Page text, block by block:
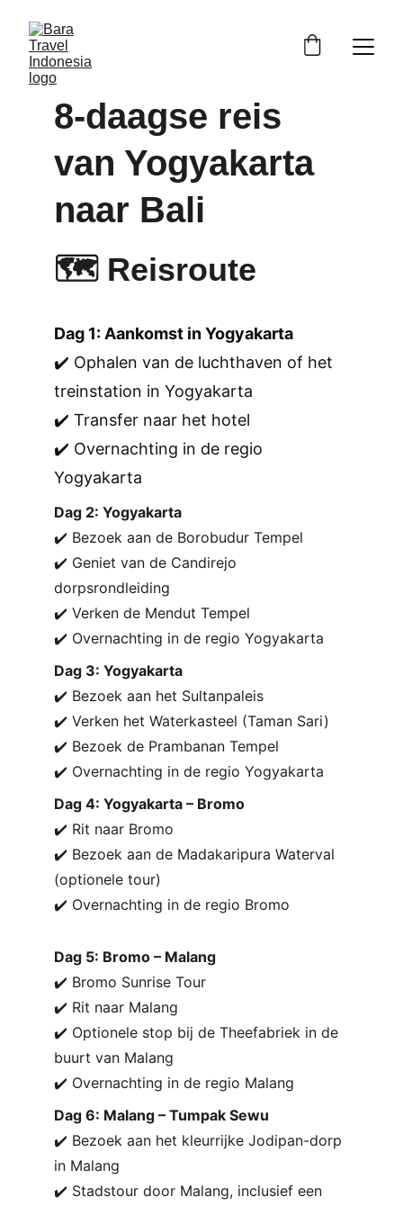
8-daagse reis
van Yogyakarta
naar Bali
🗺️ Reisroute
Dag 1: Aankomst in Yogyakarta
✔️ Ophalen van de luchthaven of het
treinstation in Yogyakarta
✔️ Transfer naar het hotel
✔️ Overnachting in de regio
Yogyakarta
Dag 2: Yogyakarta
✔️ Bezoek aan de Borobudur Tempel
✔️ Geniet van de Candirejo
dorpsrondleiding
✔️ Verken de Mendut Tempel
✔️ Overnachting in de regio Yogyakarta
Dag 3: Yogyakarta
✔️ Bezoek aan het Sultanpaleis
✔️ Verken het Waterkasteel (Taman Sari)
✔️ Bezoek de Prambanan Tempel
✔️ Overnachting in de regio Yogyakarta
Dag 4: Yogyakarta – Bromo
✔️ Rit naar Bromo
✔️ Bezoek aan de Madakaripura Waterval
(optionele tour)
✔️ Overnachting in de regio Bromo
Dag 5: Bromo – Malang
✔️ Bromo Sunrise Tour
✔️ Rit naar Malang
✔️ Optionele stop bij de Theefabriek in de
buurt van Malang
✔️ Overnachting in de regio Malang
Dag 6: Malang – Tumpak Sewu
✔️ Bezoek aan het kleurrijke Jodipan-dorp
in Malang
✔️ Stadstour door Malang, inclusief een